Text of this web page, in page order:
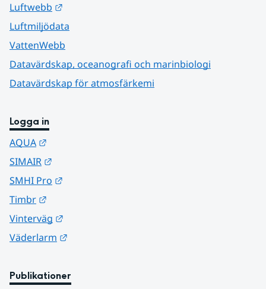
Luftwebb
Luftmiljödata
VattenWebb
Datavärdskap, oceanografi och marinbiologi
Datavärdskap för atmosfärkemi
Logga in
AQUA
SIMAIR
SMHI Pro
Timbr
Vinterväg
Väderlarm
Publikationer